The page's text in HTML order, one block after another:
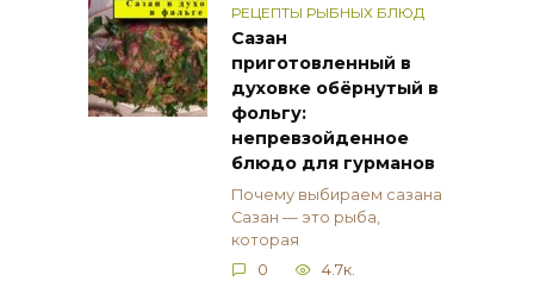
РЕЦЕПТЫ РЫБНЫХ БЛЮД
Сазан
приготовленный в
духовке обёрнутый в
фольгу:
непревзойденное
блюдо для гурманов
Почему выбираем сазана
Сазан — это рыба,
которая
0
4.7к.